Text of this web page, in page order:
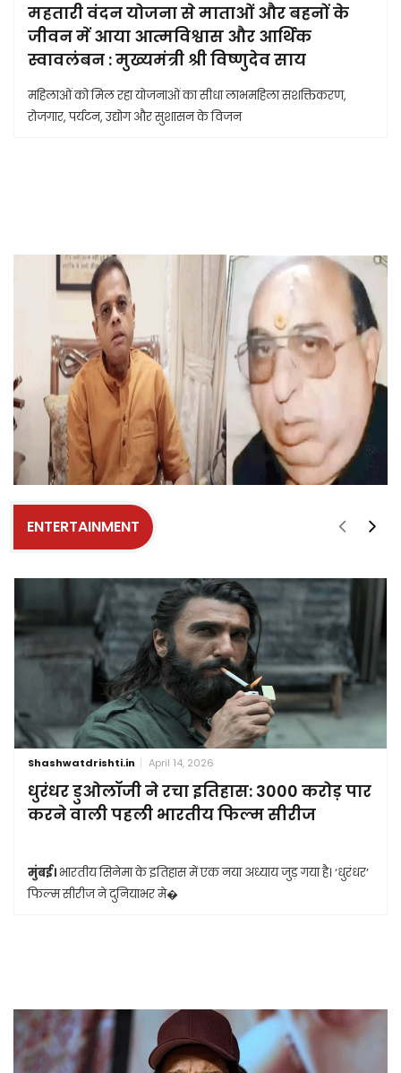
महतारी वंदन योजना से माताओं और बहनों के
जीवन में आया आत्मविश्वास और आर्थिक
स्वावलंबन : मुख्यमंत्री श्री विष्णुदेव साय
महिलाओं को मिल रहा योजनाओं का सीधा लाभमहिला सशक्तिकरण,
रोजगार, पर्यटन, उद्योग और सुशासन के विजन
ENTERTAINMENT
Shashwatdrishti.in April 14, 2026
धुरंधर डुओलॉजी ने रचा इतिहास: 3000 करोड़ पार
करने वाली पहली भारतीय फिल्म सीरीज
मुंबई। भारतीय सिनेमा के इतिहास में एक नया अध्याय जुड़ गया है। ‘धुरंधर’
फिल्म सीरीज ने दुनियाभर मे�